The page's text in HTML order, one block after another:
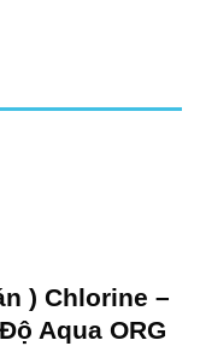
) Chlorine –
Aqua ORG